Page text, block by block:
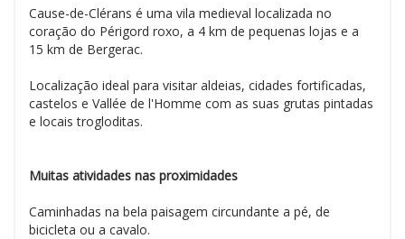
Cause-de-Clérans é uma vila medieval localizada no
coração do Périgord roxo, a 4 km de pequenas lojas e a
15 km de Bergerac.
Localização ideal para visitar aldeias, cidades fortificadas,
castelos e Vallée de l'Homme com as suas grutas pintadas
e locais trogloditas.
Muitas atividades nas proximidades
Caminhadas na bela paisagem circundante a pé, de
bicicleta ou a cavalo.